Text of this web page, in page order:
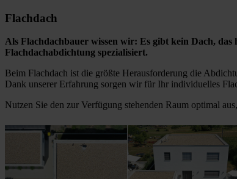
Flachdach
Als Flachdachbauer wissen wir: Es gibt kein Dach,
Flachdachabdichtung spezialisiert.
Beim Flachdach ist die größte Herausforderung die
Dank unserer Erfahrung sorgen wir für Ihr individuelles
Nutzen Sie den zur Verfügung stehenden Raum optimal